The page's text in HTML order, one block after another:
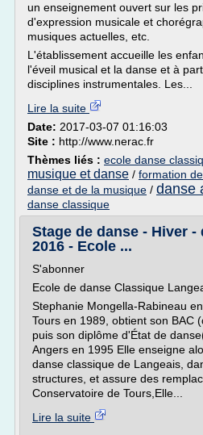
un enseignement ouvert sur les
d'expression musicale et
musiques actuelles, etc.
L'établissement accueille les
l'éveil musical et la danse et à
disciplines instrumentales. Les...
Lire la suite
Date: 2017-03-07 01:16:03
Site : http://www.nerac.fr
Thèmes liés : ecole danse
musique et danse / formation
danse et de la musique / danse
danse classique
Stage de danse - Hiver -
2016 - Ecole ...
S'abonner
Ecole de danse Classique
Stephanie Mongella-Rabineau
Tours en 1989, obtient son BAC
puis son diplôme d'État de
Angers en 1995 Elle enseigne
danse classique de Langeais,
structures, et assure des
Conservatoire de Tours,Elle...
Lire la suite